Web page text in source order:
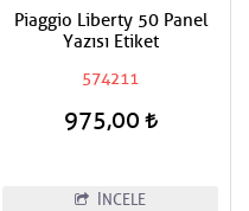
Piaggio Liberty 50 Panel
Yazısı Etiket
574211
975,00
İNCELE